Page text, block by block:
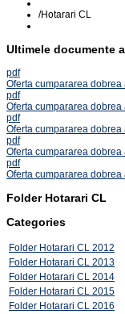
/Hotarari CL
Ultimele documente
pdf
Oferta cumpararea dobrea
pdf
Oferta cumpararea dobrea
pdf
Oferta cumpararea
pdf
Oferta cumpararea
pdf
Oferta cumpararea
Folder Hotarari CL
Categories
Folder Hotarari CL 2012
Folder Hotarari CL 2013
Folder Hotarari CL 2014
Folder Hotarari CL 2015
Folder Hotarari CL 2016